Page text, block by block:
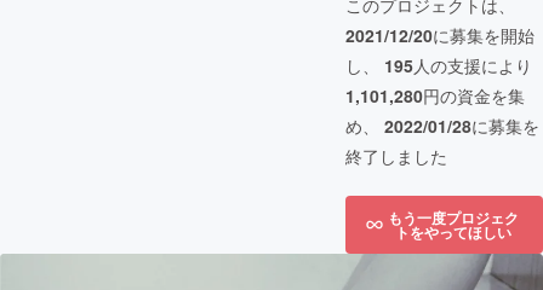
このプロジェクトは、
2021/12/20に募集を開始
し、 195人の支援により
1,101,280円の資金を集
め、 2022/01/28に募集を
終了しました
もう一度プロジェク
トをやってほしい